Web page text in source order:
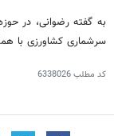
به گفته رضوانی، در
سرشماری کشاورزی با
کد مطلب6338026